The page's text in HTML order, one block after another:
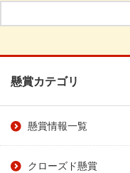
懸賞カテゴリ
懸賞情報一覧
クローズド懸賞